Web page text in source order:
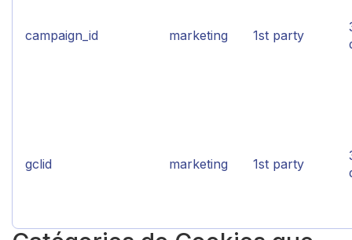
campaign_id marketing 1st party
gclid marketing 1st party